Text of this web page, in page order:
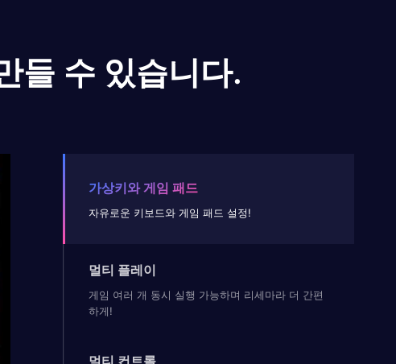
들 수 있습니다.
가상키와 게임 패드
자유로운 키보드와 게임 패드 설정!
멀티 플레이
게임 여러 개 동시 실행 가능하며 리세마라 더 간편
하게!
멀티 컨트롤